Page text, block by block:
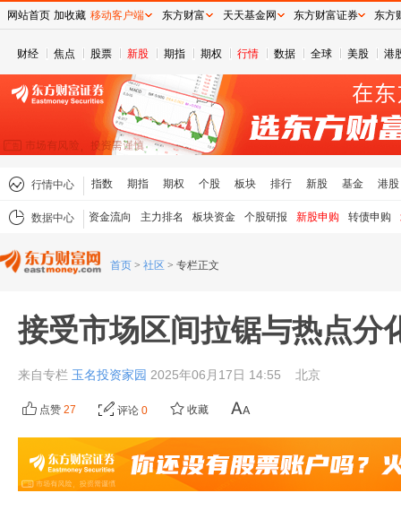
财经 焦点 股票 新股 期指 期权 行情 数据 全球 美股 港
行情中心 指数 期指 期权 个股 板块 排行 新股 基金 港股
数据中心 资金流向 主力排名 板块资金 个股研报 新股申购 转债申购
首页 > 社区 > 专栏正文
接受市场区间拉锯与热点分
来自专栏 玉名投资家园 2025年06月17日 14:55 北京
点赞 27 评论 0 收藏
网站首页 加收藏 移动客户端 东方财富 天天基金网 东方财富证券 东方